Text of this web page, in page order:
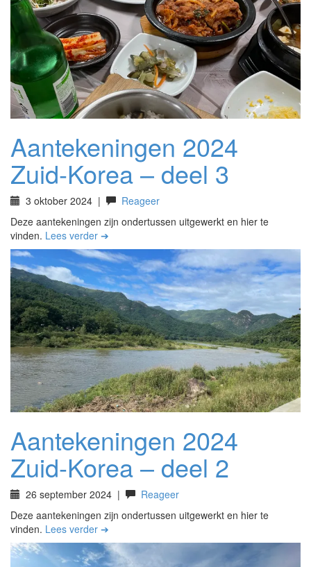
Aantekeningen 2024
Zuid-Korea – deel 3
3 oktober 2024 |
Reageer
Deze aantekeningen zijn ondertussen uitgewerkt en hier te
vinden. Lees verder ➔
Aantekeningen 2024
Zuid-Korea – deel 2
26 september 2024 |
Reageer
Deze aantekeningen zijn ondertussen uitgewerkt en hier te
vinden. Lees verder ➔